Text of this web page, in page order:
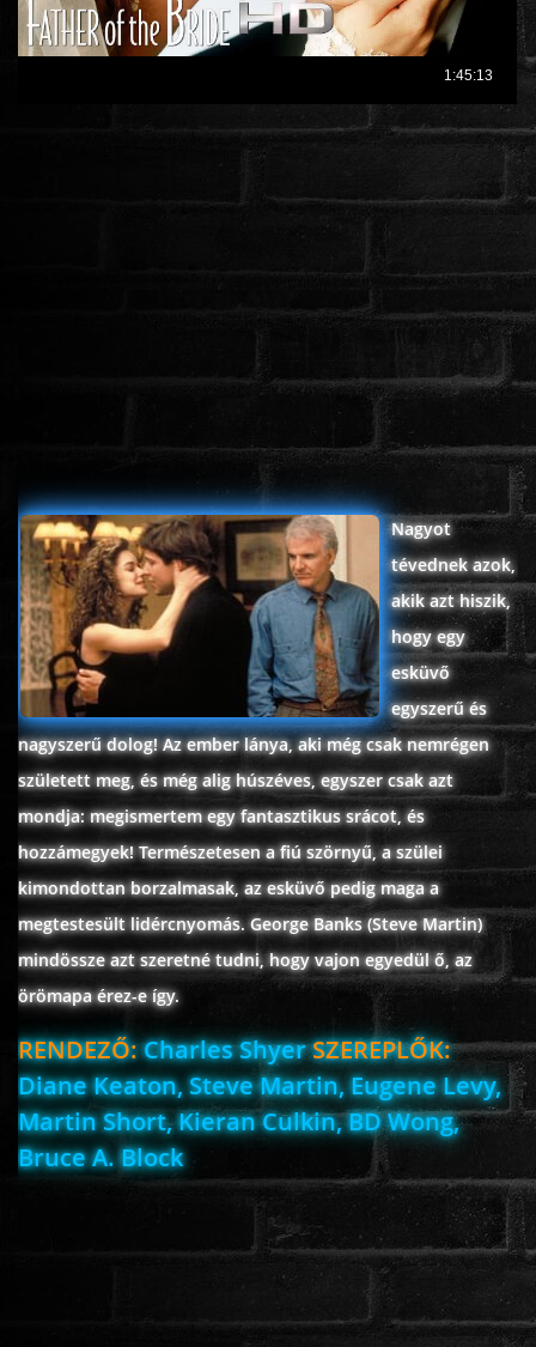
SOROZAT
www.onlinefilmvilag2.eu,Copyright © 2017-2026 Az oldal nem tárol
semmilyen jogsértő tartalmat. Minden adat külső forrásból származik |
Frissítve: 2026.07.27| Fel ↑
Nagyot
tévednek azok,
akik azt hiszik,
hogy egy
esküvő
egyszerű és
nagyszerű dolog! Az ember lánya, aki még csak nemrégen
született meg, és még alig húszéves, egyszer csak azt
mondja: megismertem egy fantasztikus srácot, és
hozzámegyek! Természetesen a fiú szörnyű, a szülei
kimondottan borzalmasak, az esküvő pedig maga a
megtestesült lidércnyomás. George Banks (Steve Martin)
mindössze azt szeretné tudni, hogy vajon egyedül ő, az
örömapa érez-e így.
RENDEZŐ:Charles ShyerSZEREPLŐK:
Diane Keaton, Steve Martin, Eugene Levy,
Martin Short, Kieran Culkin, BD Wong,
Bruce A. Block